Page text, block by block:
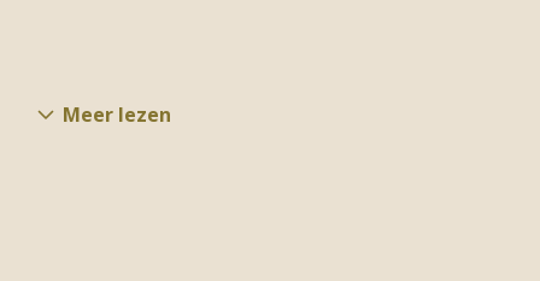
Meer lezen